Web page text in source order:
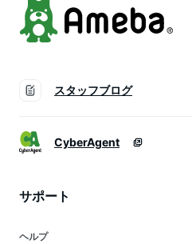
スタッフブログ
CyberAgent
サポート
ヘルプ